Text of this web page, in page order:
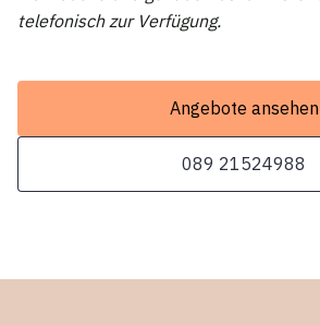
telefonisch zur Verfügung.
Angebote ansehen
089 21524988